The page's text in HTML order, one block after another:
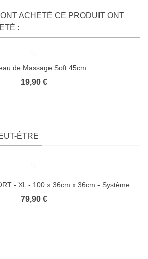
ACHETÉ CE PRODUIT ONT
:
de Massage Soft 45cm
19,90 €
ÊTRE
- XL - 100 x 36cm x 36cm - Système
avec Roulettes - 4TRAINER
79,90 €